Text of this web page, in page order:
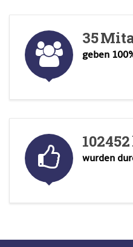
35
geben
102452
wurden